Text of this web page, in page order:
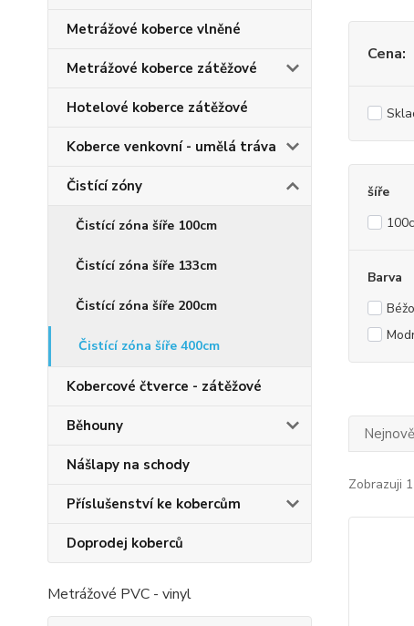
Metrážové koberce vlněné
Metrážové koberce zátěžové
Hotelové koberce zátěžové
Koberce venkovní - umělá tráva
Čistící zóny
Čistící zóna šíře 100cm
Čistící zóna šíře 133cm
Čistící zóna šíře 200cm
Čistící zóna šíře 400cm
Kobercové čtverce - zátěžové
Běhouny
Nášlapy na schody
Příslušenství ke kobercům
Doprodej koberců
Metrážové PVC - vinyl
Cena:
šíře
Barva
Zobrazuji